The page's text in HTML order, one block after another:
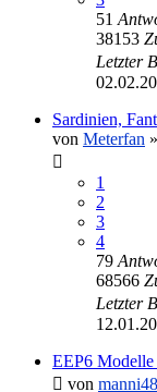
51
38153
Letzter
Sardinien,
von Meterfan »
1
2
3
4
79
68566
Letzter
EEP6
von manni48